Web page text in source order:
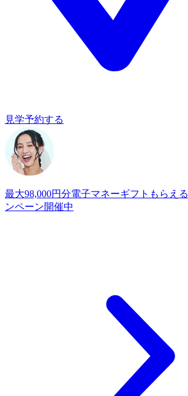
見学予約する
最大98,000円分電子マネーギフトもらえる
ンペーン開催中